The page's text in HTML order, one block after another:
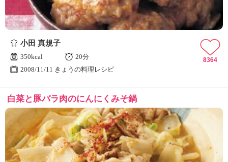
小田 真規子
350kcal
20分
2008/11/11 きょうの料理レシピ
8364
白菜と豚バラ肉のにんにくみそ鍋